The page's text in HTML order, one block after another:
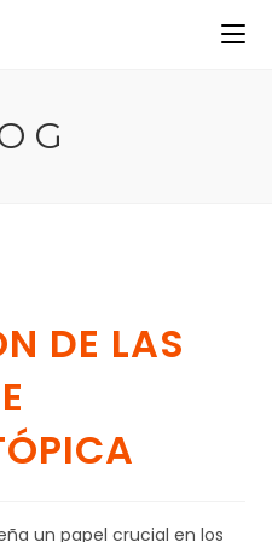
DE LAS
un papel crucial en los